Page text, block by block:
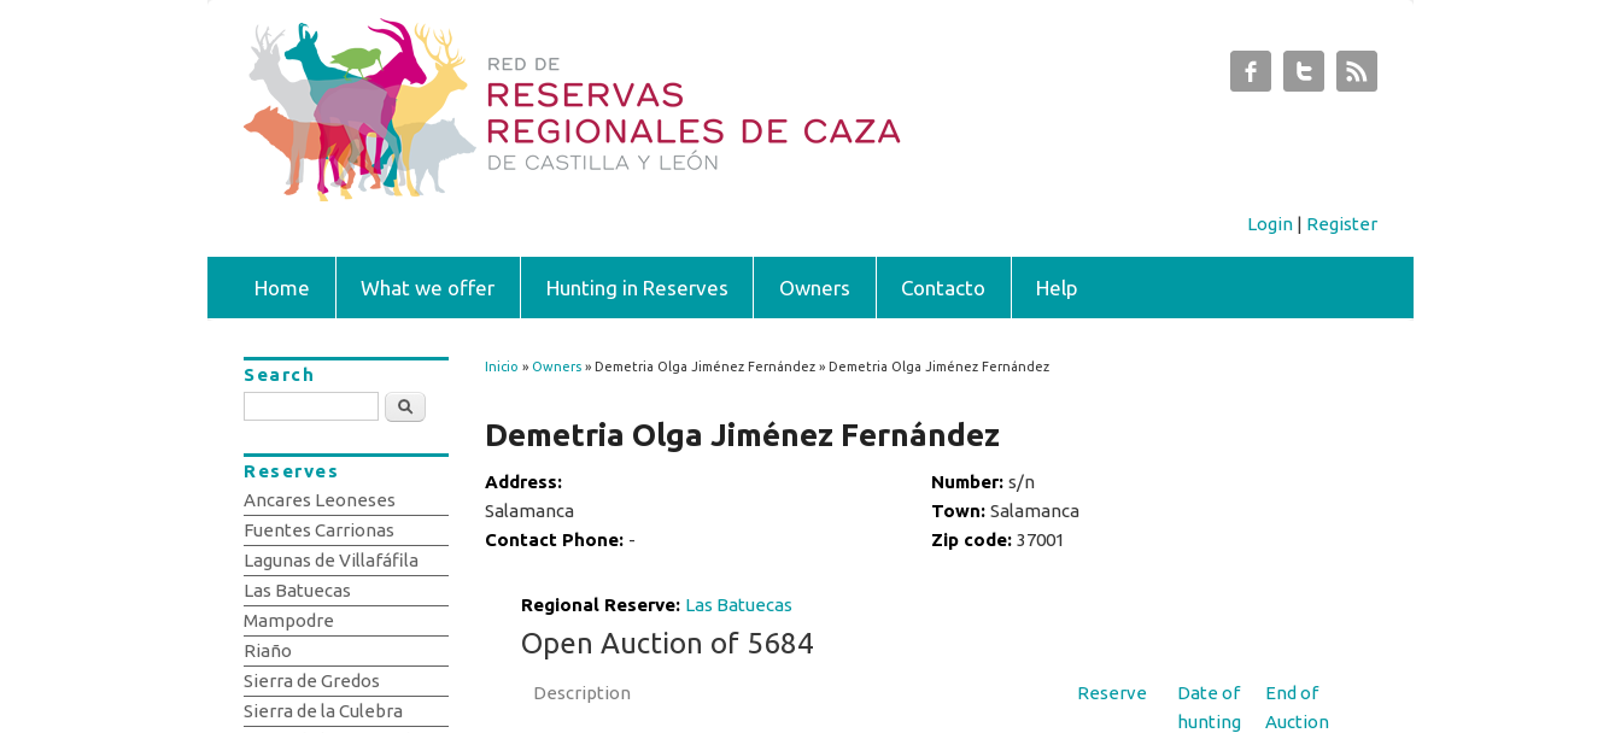
Login | Register
Home What we offer Hunting in Reserves Owners Contacto Help
You are here
Inicio » Owners » Demetria Olga Jiménez Fernández » Demetria Olga Jiménez Fernández
Demetria Olga Jiménez Fernández
Address:
Salamanca
Contact Phone: -
Number: s/n
Town: Salamanca
Zip code: 37001
Regional Reserve: Las Batuecas
Open Auction of 5684
Description Reserve
Date of
hunting
End of
Auction
Search
Search
Reserves
Ancares Leoneses
Fuentes Carrionas
Lagunas de Villafáfila
Las Batuecas
Mampodre
Riaño
Sierra de Gredos
Sierra de la Culebra